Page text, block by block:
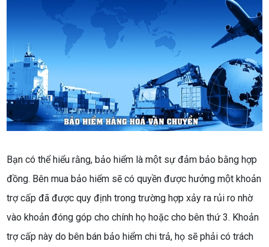
Bạn có thể hiểu rằng, bảo hiểm là một sự đảm bảo bằng hợp
đồng. Bên mua bảo hiểm sẽ có quyền được hưởng một khoản
trợ cấp đã được quy định trong trường hợp xảy ra rủi ro nhờ
vào khoản đóng góp cho chính họ hoặc cho bên thứ 3. Khoản
trợ cấp này do bên bán bảo hiểm chi trả, họ sẽ phải có trách